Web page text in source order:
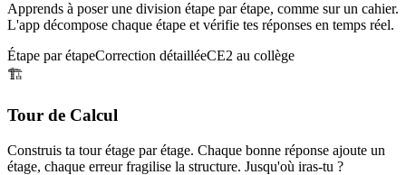
Apprends à poser une division étape par étape, comme sur un cahier.
L'app décompose chaque étape et vérifie tes réponses en temps réel.
Étape par étapeCorrection détailléeCE2 au collège
🏗️
Tour de Calcul
Construis ta tour étage par étage. Chaque bonne réponse ajoute un
étage, chaque erreur fragilise la structure. Jusqu'où iras-tu ?